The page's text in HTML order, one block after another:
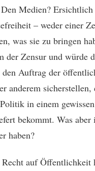
Medien? Ersichtlich
– weder einer
was sie zu bringen
der Zensur und würde
Auftrag der
anderem sicherstellen,
in einem gewissen
bekommt. Was
haben?
auf Öffentlichkeit